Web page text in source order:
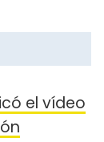
el vídeo